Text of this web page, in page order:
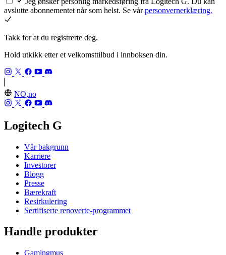
avslutte abonnementet når som helst. Se vårpersonvernerklæring.
Takk for at du registrerte deg.
Hold utkikk etter et velkomsttilbud i innboksen din.
NO,no
Logitech G
Vår bakgrunn
Karriere
Investorer
Blogg
Presse
Bærekraft
Resirkulering
Sertifiserte renoverte-programmet
Handle produkter
Gamingmus